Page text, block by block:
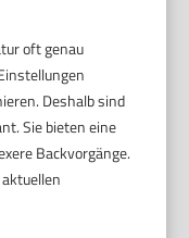
oft genau
Deshalb sind
Sie bieten eine
Backvorgänge.